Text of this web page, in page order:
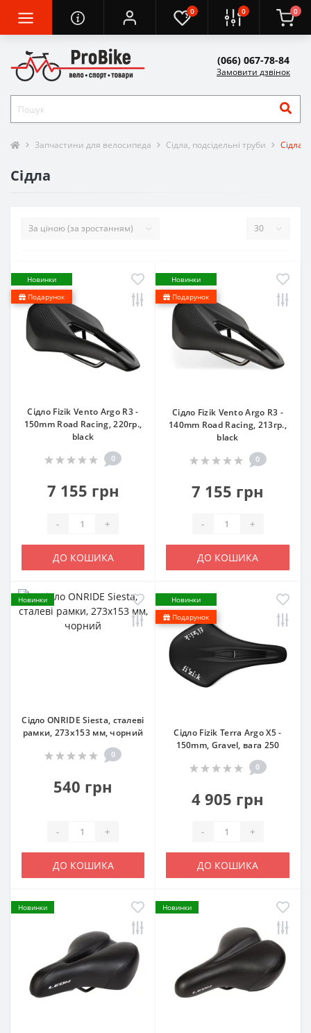
0 0 0
(066) 067-78-84
Замовити дзвінок
Запчастини для велосипеда Сідла, подсідельні труби Сідла
Сідла
Новинки
Подарунок
Сідло Fizik Vento Argo R3 -
150mm Road Racing, 220гр.,
black
0
7 155 грн
- +
ДО КОШИКА
Новинки
Подарунок
Сідло Fizik Vento Argo R3 -
140mm Road Racing, 213гр.,
black
0
7 155 грн
- +
ДО КОШИКА
Новинки
Сідло ONRIDE Siesta, сталеві
рамки, 273x153 мм, чорний
0
540 грн
- +
ДО КОШИКА
Новинки
Подарунок
Сідло Fizik Terra Argo X5 -
150mm, Gravel, вага 250
0
4 905 грн
- +
ДО КОШИКА
Новинки Новинки